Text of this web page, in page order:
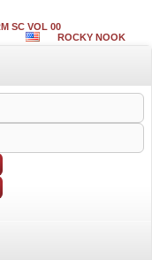
SC VOL 00
ROCKY NOOK